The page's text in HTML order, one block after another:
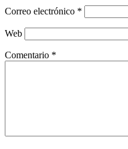
Correo electrónico *
Web
Comentario *